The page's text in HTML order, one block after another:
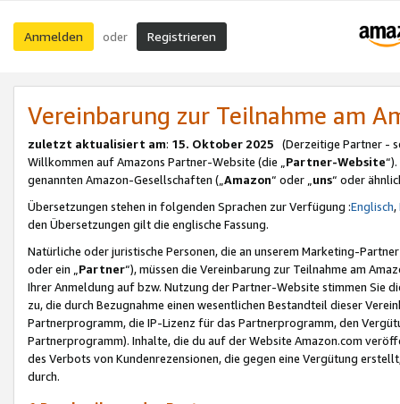
Anmelden oder Registrieren
Vereinbarung zur Teilnahme am
zuletzt aktualisiert am: 15. Oktober 2025 (Derzeitige Partner -
Willkommen auf Amazons Partner-Website (die „Partner-Website
genannten Amazon-Gesellschaften („Amazon“ oder „uns“ oder
Übersetzungen stehen in folgenden Sprachen zur Verfügung :Englisch,
den Übersetzungen gilt die englische Fassung.
Natürliche oder juristische Personen, die an unserem Marketing-
oder ein „Partner“), müssen die Vereinbarung zur Teilnahme am
Ihrer Anmeldung auf bzw. Nutzung der Partner-Website stimmen Sie
zu, die durch Bezugnahme einen wesentlichen Bestandteil dieser
Partnerprogramm, die IP-Lizenz für das Partnerprogramm, den
Partnerprogramm). Inhalte, die du auf der Website Amazon.com
des Verbots von Kundenrezensionen, die gegen eine Vergütung
durch.